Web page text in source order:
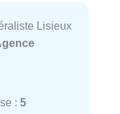
Lisieux
: 5